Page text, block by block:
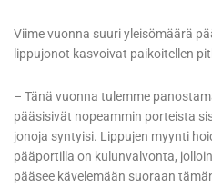
Viime vuonna suuri yleisömäärä
lippujonot kasvoivat paikoitellen
– Tänä vuonna tulemme
pääsisivät nopeammin porteista
jonoja syntyisi. Lippujen myynti
pääportilla on kulunvalvonta,
pääsee kävelemään suoraan